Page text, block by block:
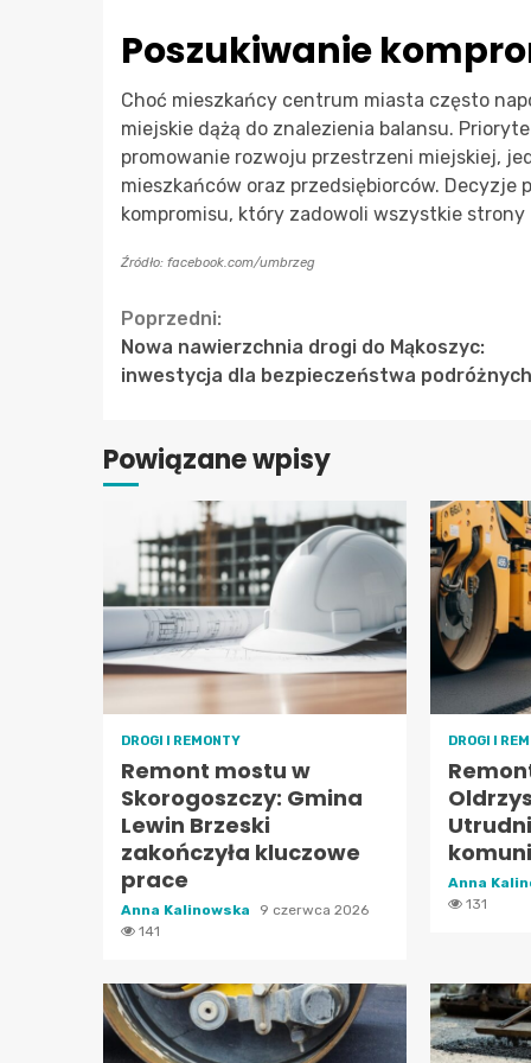
Poszukiwanie
Choć mieszkańcy centrum miasta często
miejskie dążą do znalezienia balansu.
promowanie rozwoju przestrzeni miejskiej,
mieszkańców oraz przedsiębiorców.
kompromisu, który zadowoli wszystkie
Źródło: facebook.com/umbrzeg
Continue
Reading
Poprzedni:
Nowa nawierzchnia drogi do Mąkoszyc:
inwestycja dla bezpieczeństwa podróżnych
Powiązane wpisy
DROGI I REMONTY
Remont mostu w
Skorogoszczy: Gmina
Lewin Brzeski
zakończyła kluczowe
prace
Anna Kalinowska
9 czerwca 2026
141
DROGI I
Anna
131